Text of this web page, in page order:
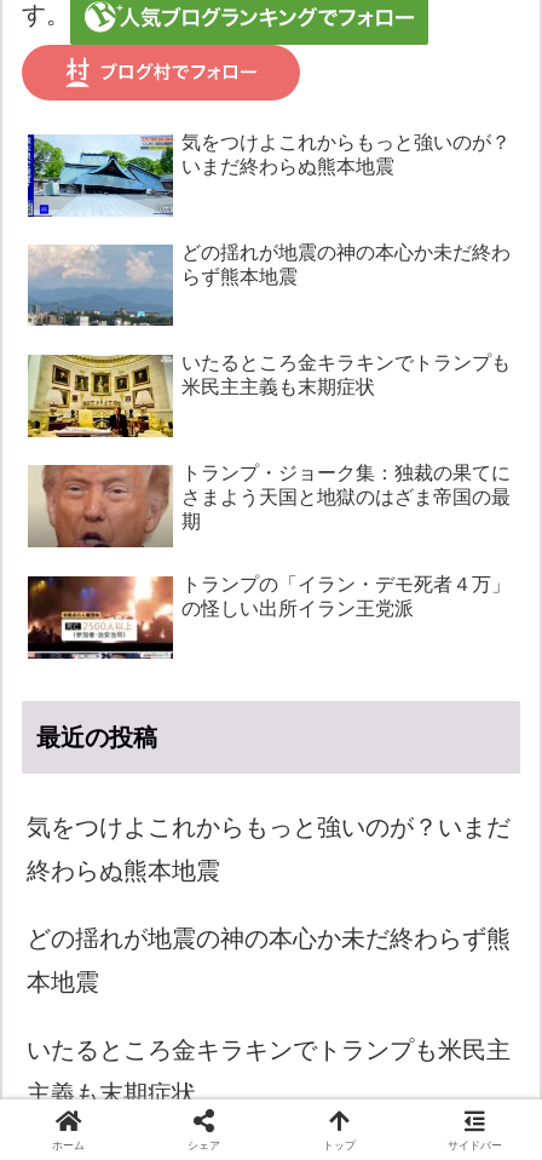
す。
気をつけよこれからもっと強いのが？
いまだ終わらぬ熊本地震
どの揺れが地震の神の本心か未だ終わ
らず熊本地震
いたるところ金キラキンでトランプも
米民主主義も末期症状
トランプ・ジョーク集：独裁の果てに
さまよう天国と地獄のはざま帝国の最
期
トランプの「イラン・デモ死者４万」
の怪しい出所イラン王党派
最近の投稿
気をつけよこれからもっと強いのが？いまだ
終わらぬ熊本地震
どの揺れが地震の神の本心か未だ終わらず熊
本地震
いたるところ金キラキンでトランプも米民主
主義も末期症状
ホーム シェア トップ サイドバー